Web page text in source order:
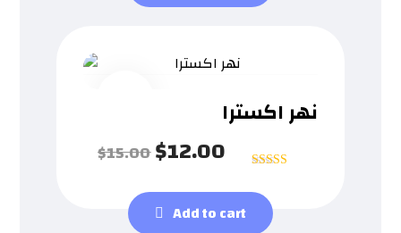
نهر اکسترا
5
out of 5
$15.00$12.00
Add to cart